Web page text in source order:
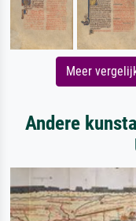
Meer
Andere